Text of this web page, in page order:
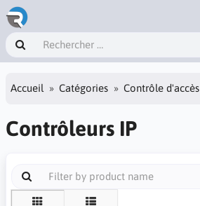
Accueil Catégories Contrôle d'accès
Contrôleurs IP